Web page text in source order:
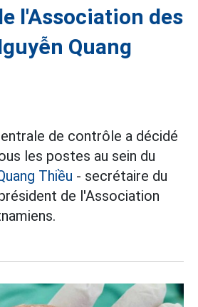
l'Association des
Quang
de contrôle a décidé
les postes au sein du
Thiều - secrétaire du
de l'Association